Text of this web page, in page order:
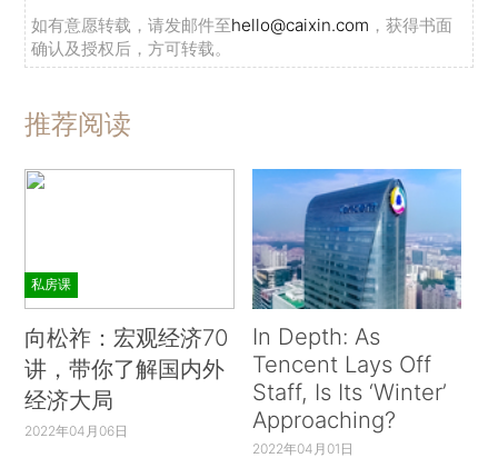
如有意愿转载，请发邮件至hello@caixin.com ，获得书面
确认及授权后，方可转载。
推荐阅读
私房课
向松祚：宏观经济70
讲，带你了解国内外
经济大局
2022年04月06日
In Depth: As
Tencent Lays Off
Staff, Is Its ‘Winter’
Approaching?
2022年04月01日